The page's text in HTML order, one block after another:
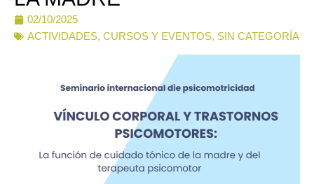
02/10/2025
ACTIVIDADES, CURSOS Y EVENTOS, SIN CATEGORÍA